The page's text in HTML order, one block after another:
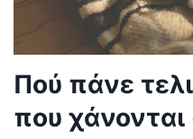
Πού πάνε
που